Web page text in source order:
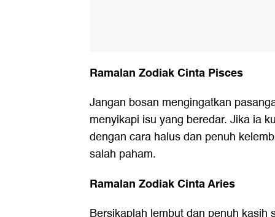
Ramalan Zodiak Cinta Pisces
Jangan bosan mengingatkan
menyikapi isu yang beredar. Jika ia
dengan cara halus dan penuh
salah paham.
Ramalan Zodiak Cinta Aries
Bersikaplah lembut dan penuh kasih